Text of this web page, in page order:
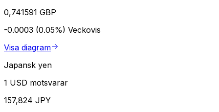
0,741591 GBP
-0.0003 (0.05%) Veckovis
Visa diagram
Japansk yen
1 USD motsvarar
157,824 JPY